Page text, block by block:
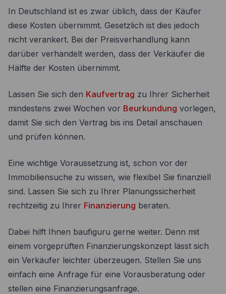
In Deutschland ist es zwar üblich, dass der Käufer
diese Kosten übernimmt. Gesetzlich ist dies jedoch
nicht verankert. Bei der Preisverhandlung kann
darüber verhandelt werden, dass der Verkäufer die
Hälfte der Kosten übernimmt.
Lassen Sie sich den Kaufvertrag zu Ihrer Sicherheit
mindestens zwei Wochen vor Beurkundung vorlegen,
damit Sie sich den Vertrag bis ins Detail anschauen
und prüfen können.
Eine wichtige Voraussetzung ist, schon vor der
Immobiliensuche zu wissen, wie flexibel Sie finanziell
sind. Lassen Sie sich zu Ihrer Planungssicherheit
rechtzeitig zu Ihrer Finanzierung beraten.
Dabei hilft Ihnen baufiguru gerne weiter. Denn mit
einem vorgeprüften Finanzierungskonzept lässt sich
ein Verkäufer leichter überzeugen. Stellen Sie uns
einfach eine Anfrage für eine Vorausberatung oder
stellen eine Finanzierungsanfrage.